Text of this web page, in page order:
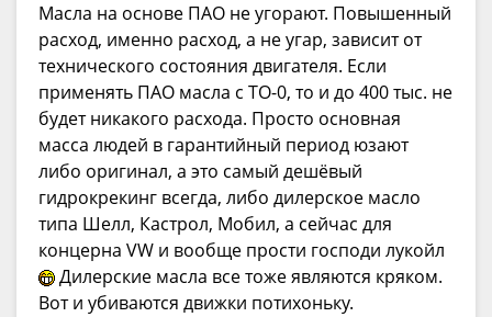
Масла на основе ПАО не угорают. Повышенный
расход, именно расход, а не угар, зависит от
технического состояния двигателя. Если
применять ПАО масла с ТО-0, то и до 400 тыс. не
будет никакого расхода. Просто основная
масса людей в гарантийный период юзают
либо оригинал, а это самый дешёвый
гидрокрекинг всегда, либо дилерское масло
типа Шелл, Кастрол, Мобил, а сейчас для
концерна VW и вообще прости господи лукойл
Дилерские масла все тоже являются кряком.
Вот и убиваются движки потихоньку.